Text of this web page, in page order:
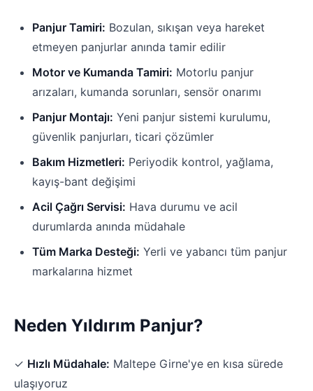
Panjur Tamiri: Bozulan, sıkışan veya hareket
etmeyen panjurlar anında tamir edilir
Motor ve Kumanda Tamiri: Motorlu panjur
arızaları, kumanda sorunları, sensör onarımı
Panjur Montajı: Yeni panjur sistemi kurulumu,
güvenlik panjurları, ticari çözümler
Bakım Hizmetleri: Periyodik kontrol, yağlama,
kayış-bant değişimi
Acil Çağrı Servisi: Hava durumu ve acil
durumlarda anında müdahale
Tüm Marka Desteği: Yerli ve yabancı tüm panjur
markalarına hizmet
Neden Yıldırım Panjur?
✓ Hızlı Müdahale: Maltepe Girne'ye en kısa sürede
ulaşıyoruz